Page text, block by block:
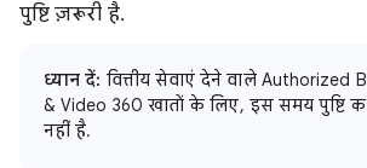
पुष्टि ज़रूरी है.
ध्यान दें: वित्तीय सेवाएं देने वाले Authorized
& Video 360 खातों के लिए, इस समय पुष्टि
नहीं है.